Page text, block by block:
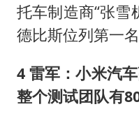
托车制造商“张雪
德比斯位列第一
4 雷军：小米汽
整个测试团队有